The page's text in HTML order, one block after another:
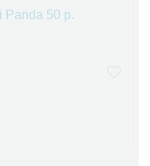
Panda 50 р.